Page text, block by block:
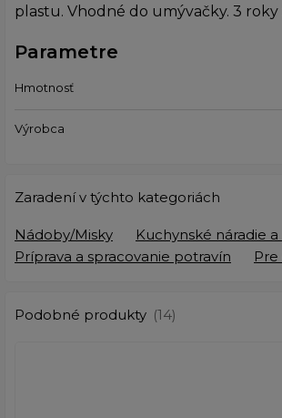
plastu. Vhodné do umývačky. 3 roky
Parametre
Hmotnosť
Výrobca
Zaradení v týchto kategoriách
Nádoby/Misky
Kuchynské náradie
Príprava a spracovanie potravín
Podobné produkty (14)